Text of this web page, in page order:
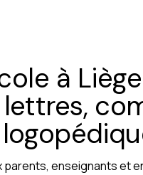
à
parents, enseignants et